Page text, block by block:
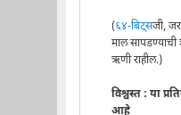
(६४-बिट्सजी,
माल
ऋणी राहील.)
विश्वस्त : या
आहे